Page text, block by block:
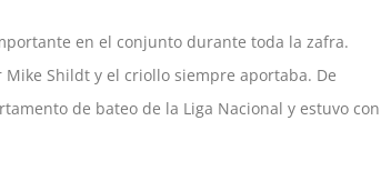
en el conjunto durante toda la zafra.
Shildt y el criollo siempre aportaba. De
de bateo de la Liga Nacional y estuvo con